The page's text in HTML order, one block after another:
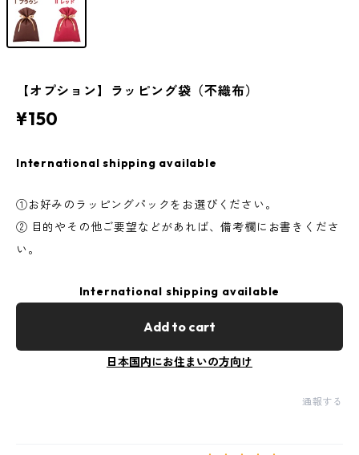
【オプション】ラッピング袋（不織布）
¥150
International shipping available
①お好みのラッピングパックをお選びください。
② 目的やその他ご要望などがあれば、備考欄にお書きくださ
い。
International shipping available
Add to cart
日本国内にお住まいの方向け
通報する